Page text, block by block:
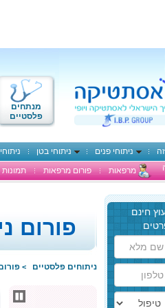
מנתחים
פלסטיים
ניתוחי פנים ניתוחי בטן
מרפאות פורום מרפאות תמונות
פורום
ניתוחים פלסטיים >